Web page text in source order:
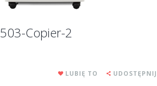
Copier-2
LUBIĘ TO UDOSTĘPNIJ